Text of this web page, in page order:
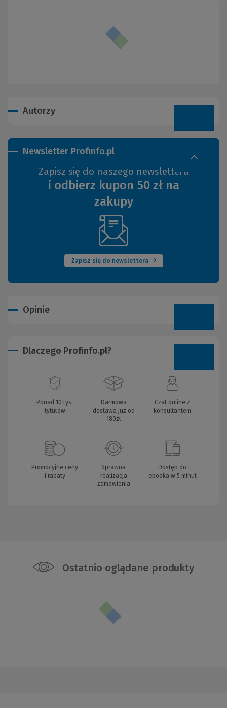
Autorzy
Newsletter Profinfo.pl
Zapisz się do naszego newslettera
i odbierz kupon 50 zł na
zakupy
Zapisz się do newslettera
(Nowe
okno)
Opinie
Dlaczego Profinfo.pl?
Ponad 10 tys.
tytułów
Darmowa
dostawa już od
180zł
Czat online z
konsultantem
Promocyjne ceny
i rabaty
Sprawna
realizacja
zamówienia
Dostęp do
ebooka w 5 minut
Ostatnio oglądane produkty